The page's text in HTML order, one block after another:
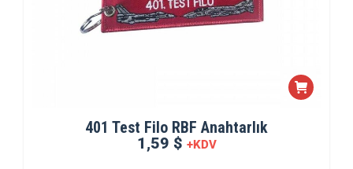
401 Test Filo RBF Anahtarlık
1,59 $ +KDV